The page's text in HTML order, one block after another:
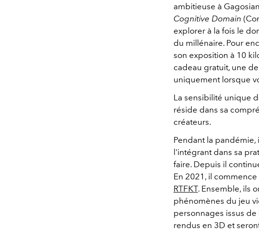
ambitieuse à
Cognitive Domain (
explorer à la fois le
du millénaire. Pour
son exposition à 10
cadeau gratuit, une
uniquement lorsque
La sensibilité unique
réside dans sa
créateurs.
Pendant la
l'intégrant dans sa
faire. Depuis il
En 2021, il
RTFKT. Ensemble, ils
phénomènes du jeu
personnages issus
rendus en 3D et